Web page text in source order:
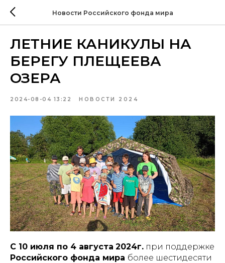
Новости Российского фонда мира
ЛЕТНИЕ КАНИКУЛЫ НА
БЕРЕГУ ПЛЕЩЕЕВА
ОЗЕРА
2024-08-04 13:22 НОВОСТИ 2024
С 10 июля по 4 августа 2024г. при поддержке
Российского фонда мира более шестидесяти